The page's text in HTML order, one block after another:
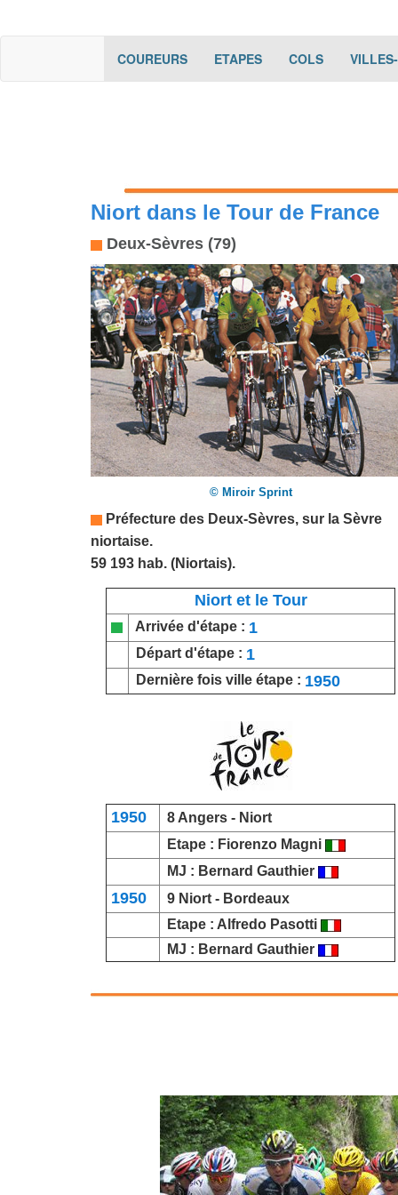
COUREURS(current)ETAPES(current)
COLS(current)
Niort dans le Tour de France
Deux-Sèvres (79)
© Miroir Sprint
Préfecture des Deux-Sèvres, sur la Sèvre
niortaise.
59 193 hab. (Niortais).
Niort et le Tour
Arrivée d'étape : 1
Départ d'étape : 1
Dernière fois ville étape : 1950
1950 8 Angers - Niort
Etape : Fiorenzo Magni
MJ : Bernard Gauthier
1950 9 Niort - Bordeaux
Etape : Alfredo Pasotti
MJ : Bernard Gauthier